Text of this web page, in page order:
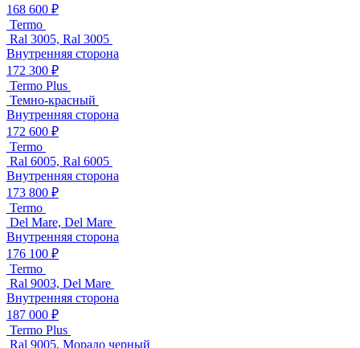
168 600 ₽
Termo
Ral 3005, Ral 3005
Внутренняя сторона
172 300 ₽
Termo Plus
Темно-красный
Внутренняя сторона
172 600 ₽
Termo
Ral 6005, Ral 6005
Внутренняя сторона
173 800 ₽
Termo
Del Mare, Del Mare
Внутренняя сторона
176 100 ₽
Termo
Ral 9003, Del Mare
Внутренняя сторона
187 000 ₽
Termo Plus
Ral 9005, Морадо черный